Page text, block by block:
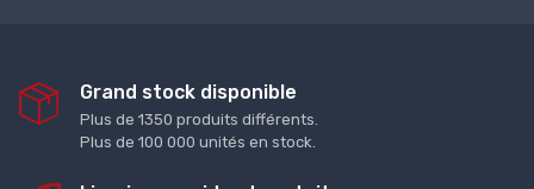
Grand stock disponible
Plus de 1350 produits différents.
Plus de 100 000 unités en stock.